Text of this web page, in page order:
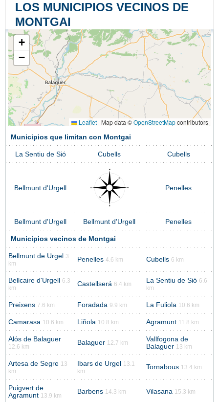
LOS MUNICIPIOS VECINOS DE
MONTGAI
+
−
Leaflet | Map data ©OpenStreetMapcontributors
Municipios que limitan con Montgai
La Sentiu de Sió Cubells Cubells
Bellmunt d'Urgell Penelles
Bellmunt d'Urgell Bellmunt d'Urgell Penelles
Municipios vecinos de Montgai
Bellmunt de Urgel
3
km
Penelles 4.6 km Cubells 6 km
Bellcaire d'Urgell
6.3
km
Castellserá 6.4 km La Sentiu de Sió 6.6
km
Preixens 7.6 km Foradada 9.9 km La Fuliola 10.6 km
Camarasa 10.6 km Liñola 10.8 km Agramunt 11.8 km
Alós de Balaguer
12.6 km
Balaguer 12.7 km
Vallfogona de
Balaguer 13 km
Artesa de Segre 13
km
Ibars de Urgel
13.1
km
Tornabous 13.4 km
Puigvert de
Agramunt 13.9 km
Barbens 14.3 km Vilasana 15.3 km